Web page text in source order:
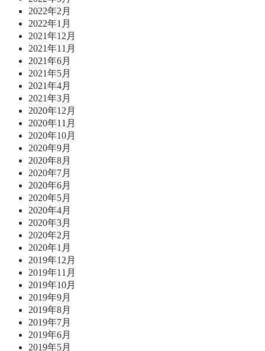
2022年2月
2022年1月
2021年12月
2021年11月
2021年6月
2021年5月
2021年4月
2021年3月
2020年12月
2020年11月
2020年10月
2020年9月
2020年8月
2020年7月
2020年6月
2020年5月
2020年4月
2020年3月
2020年2月
2020年1月
2019年12月
2019年11月
2019年10月
2019年9月
2019年8月
2019年7月
2019年6月
2019年5月